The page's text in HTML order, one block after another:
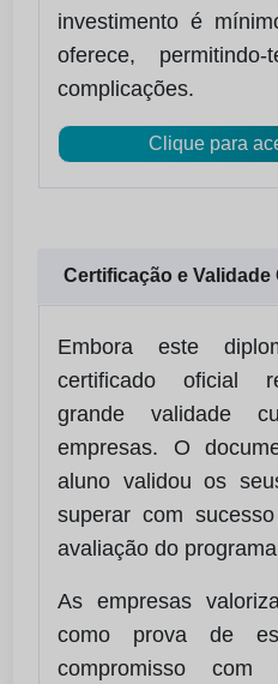
investimento é
oferece,
complicações.
Clique para
Certificação e
Embora este
certificado oficial
grande validade
empresas. O
aluno validou os
superar com
avaliação do
As empresas
como prova de
compromisso com